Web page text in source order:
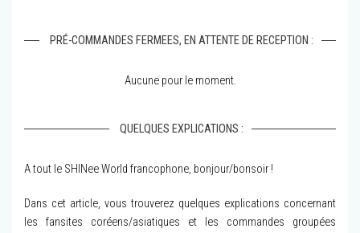
PRÉ-COMMANDES FERMEES, EN ATTENTE DE RECEPTION :
Aucune pour le moment.
QUELQUES EXPLICATIONS :
A tout le SHINee World francophone, bonjour/bonsoir !
Dans cet article, vous trouverez quelques explications concernant
les fansites coréens/asiatiques et les commandes groupées